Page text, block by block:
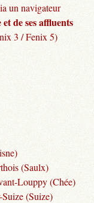
un navigateur
de ses affluents
3 / Fenix 5)
(Saulx)
Louppy (Chée)
(Suize)